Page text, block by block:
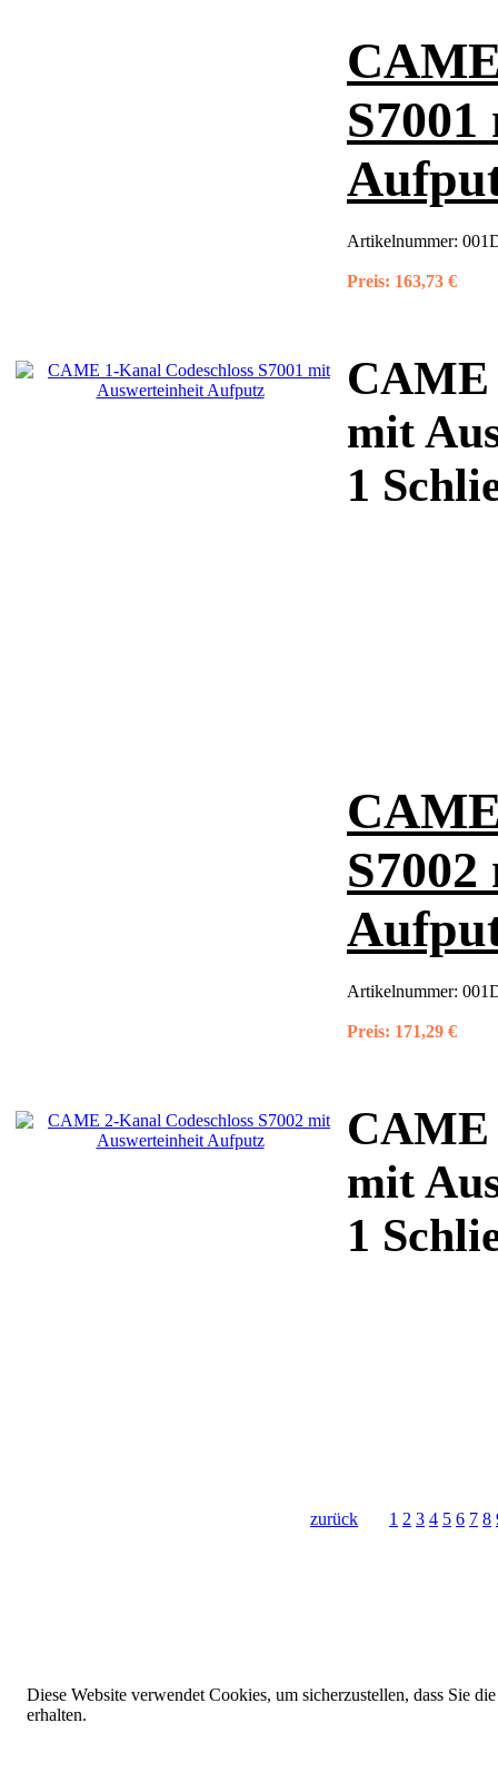
Artikelnummer:
Preis: 163,73 €
CAME
mit
1
Artikelnummer:
Preis: 171,29 €
CAME
mit
1
zurück 1 2 3 4 5 6 7 8
Diese Website verwendet Cookies, um sicherzustellen, dass Sie
erhalten.